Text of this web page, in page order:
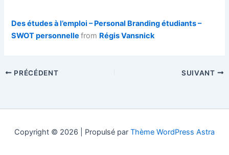
Des études à l’emploi – Personal Branding étudiants –
SWOT personnelle from Régis Vansnick
PRÉCÉDENT SUIVANT
Copyright © 2026 | Propulsé par Thème WordPress Astra